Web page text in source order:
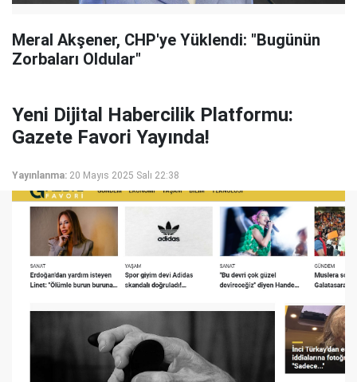
Meral Akşener, CHP'ye Yüklendi: "Bugünün
Zorbaları Oldular"
Yeni Dijital Habercilik Platformu:
Gazete Favori Yayında!
Yayınlanma: 20 Mayıs 2025 Salı 22:38